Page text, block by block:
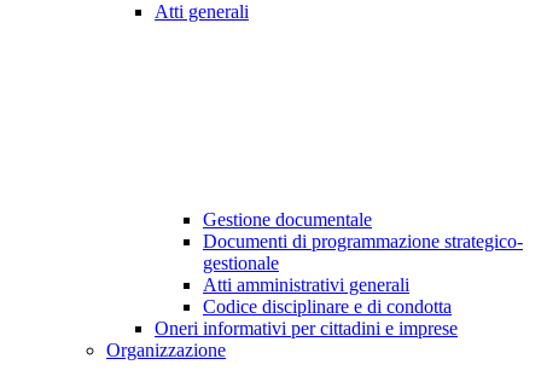
Atti generali
Gestione documentale
Documenti di programmazione strategico-
gestionale
Atti amministrativi generali
Codice disciplinare e di condotta
Oneri informativi per cittadini e imprese
Organizzazione